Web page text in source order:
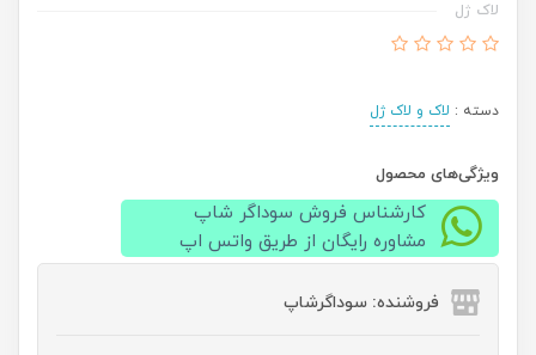
لاک ژل
دسته : لاک و لاک ژل
ویژگی‌های محصول
کارشناس فروش سوداگر شاپ
مشاوره رایگان از طریق واتس اپ
فروشنده: سوداگرشاپ